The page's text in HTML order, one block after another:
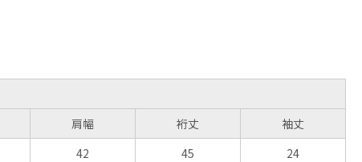
肩幅 裄丈
袖丈
42 45
24